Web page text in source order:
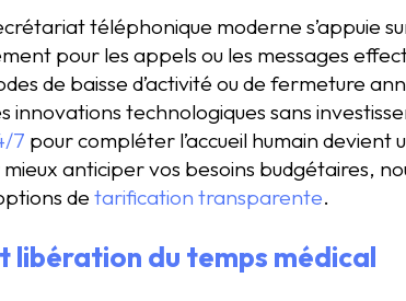
téléphonique moderne s’appuie
pour les appels ou les messages
de baisse d’activité ou de fermeture
innovations technologiques sans
7 pour compléter l’accueil humain devient
anticiper vos besoins budgétaires,
de tarification transparente.
libération du temps médical